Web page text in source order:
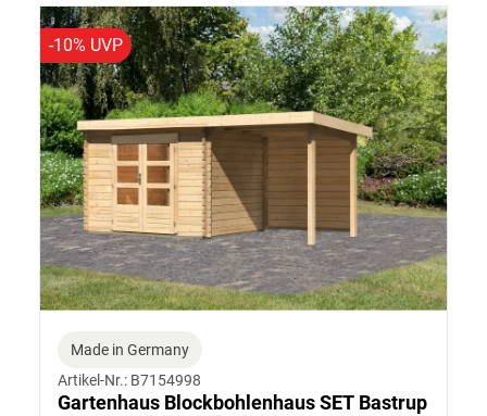
-10% UVP
Made in Germany
Artikel-Nr.: B7154998
Gartenhaus Blockbohlenhaus SET Bastrup